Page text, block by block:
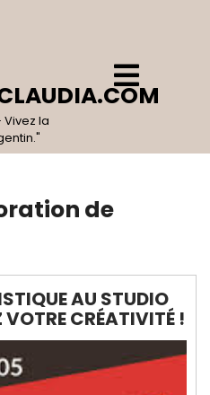
Vivez la
Open
Menu
de
AU STUDIO
VOTRE CRÉATIVITÉ !